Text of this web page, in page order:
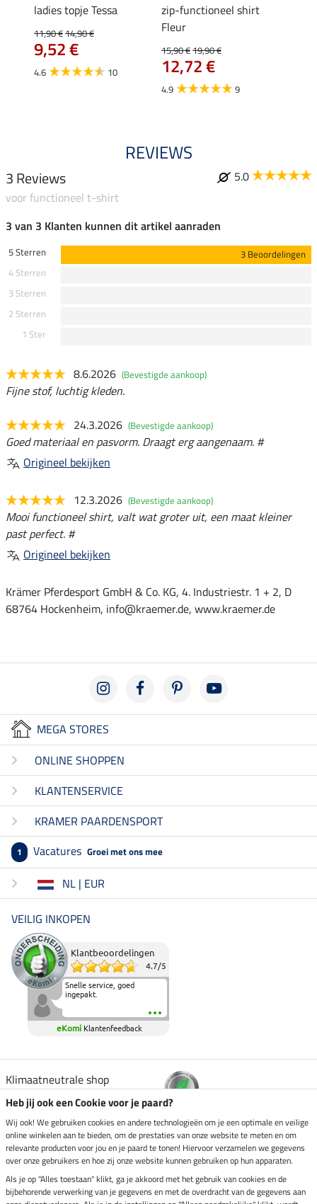
ladies topje Tessa
11,90 €14,90 €
9,52 €
4.6 10
zip-functioneel shirt
Fleur
15,90 €19,90 €
12,72 €
4.9 9
REVIEWS
3 Reviews
5.0
voor functioneel t-shirt
3 van 3 Klanten kunnen dit artikel aanraden
5 Sterren
3 Beoordelingen
4 Sterren
3 Sterren
2 Sterren
1 Ster
8.6.2026 (Bevestigde aankoop)
Fijne stof, luchtig kleden.
24.3.2026 (Bevestigde aankoop)
Goed materiaal en pasvorm. Draagt erg aangenaam. #
Origineel bekijken
12.3.2026 (Bevestigde aankoop)
Mooi functioneel shirt, valt wat groter uit, een maat kleiner
past perfect. #
Origineel bekijken
Krämer Pferdesport GmbH & Co. KG, 4. Industriestr. 1 + 2, D
68764 Hockenheim, info@kraemer.de, www.kraemer.de
MEGA STORES
ONLINE SHOPPEN
KLANTENSERVICE
KRAMER PAARDENSPORT
1 Vacatures Groei met ons mee
NL | EUR
VEILIG INKOPEN
Klantbeoordelingen
4.7/5
Snelle service, goed
ingepakt.
eKomi Klantenfeedback
Klimaatneutrale shop
Verzending per
Veilig betalen met
Heb jij ook een Cookie voor je paard?
Wij ook! We gebruiken cookies en andere technologieën om je een optimale en veilige
online winkelen aan te bieden, om de prestaties van onze website te meten en om
relevante producten voor jou en je paard te tonen! Hiervoor verzamelen we gegevens
over onze gebruikers en hoe zij onze website kunnen gebruiken op hun apparaten.
Als je op "Alles toestaan" klikt, ga je akkoord met het gebruik van cookies en de
bijbehorende verwerking van je gegevens en met de overdracht van de gegevens aan